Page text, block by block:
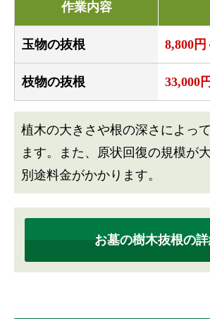
作業内容
玉物の抜根 8,800円
枝物の抜根 33,000
植木の大きさや根の深さによっ
ます。また、原状回復の規模が
別途料金がかかります。
お墓の樹木抜根の